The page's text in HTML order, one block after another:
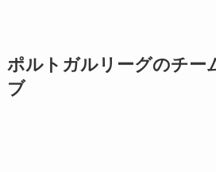
ポルトガルリーグのチー
ブ